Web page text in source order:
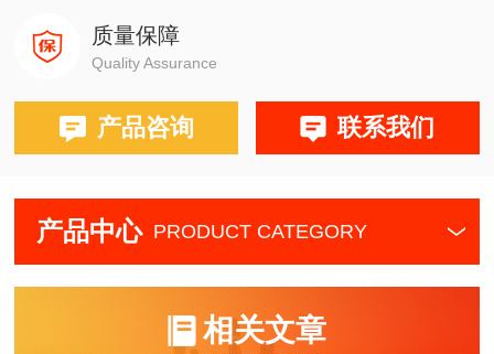
质量保障
Quality Assurance
产品咨询 联系我们
产品中心 PRODUCT CATEGORY
相关文章